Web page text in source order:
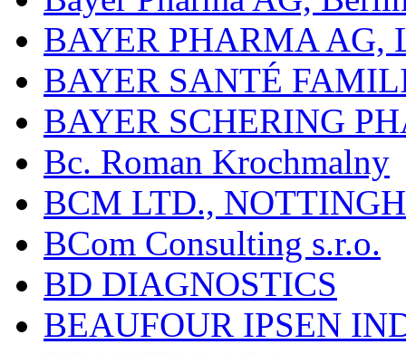
BAYER PHARMA AG,
BAYER SANTÉ
BAYER SCHERING
Bc. Roman Krochmalny
BCM LTD.,
BCom Consulting s.r.o.
BD DIAGNOSTICS
BEAUFOUR IPSEN